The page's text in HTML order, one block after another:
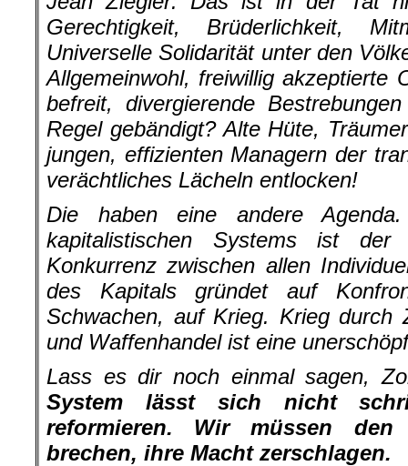
Gerechtigkeit, Brüderlichkeit,
Universelle Solidarität unter den
Allgemeinwohl, freiwillig akzeptierte
befreit, divergierende
Regel gebändigt? Alte Hüte,
jungen, effizienten Managern der
verächtliches Lächeln entlocken!
Die haben eine andere
kapitalistischen Systems ist der
Konkurrenz zwischen allen
des Kapitals gründet auf
Schwachen, auf Krieg. Krieg durch
und Waffenhandel ist eine
Lass es dir noch einmal sagen,
System lässt sich nicht
reformieren. Wir müssen
brechen, ihre Macht zerschlagen.